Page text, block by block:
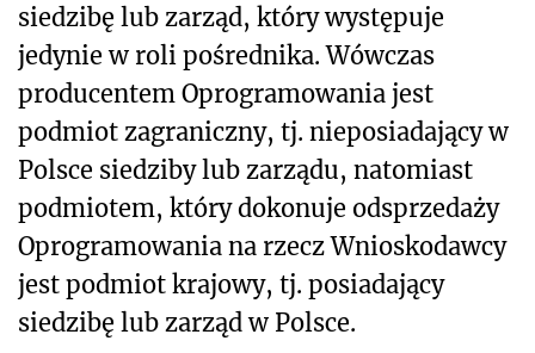
siedzibę lub zarząd, który występuje
jedynie w roli pośrednika. Wówczas
producentem Oprogramowania jest
podmiot zagraniczny, tj. nieposiadający w
Polsce siedziby lub zarządu, natomiast
podmiotem, który dokonuje odsprzedaży
Oprogramowania na rzecz Wnioskodawcy
jest podmiot krajowy, tj. posiadający
siedzibę lub zarząd w Polsce.